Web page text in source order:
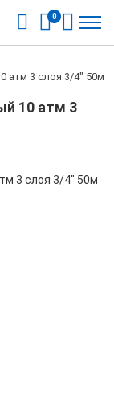
0
атм 3 слоя 3/4" 50м
10 атм 3